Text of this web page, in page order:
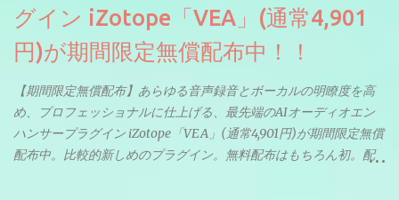
グイン iZotope「VEA」(通常4,901
円)が期間限定無償配布中！！
【期間限定無償配布】あらゆる音声録音とボーカルの明瞭度を高
め、プロフェッショナルに仕上げる、最先端のAIオーディオエン
ハンサープラグイン iZotope「VEA」(通常4,901円)が期間限定無償
配布中。比較的新しめのプラグイン。無料配布はもちろん初。配